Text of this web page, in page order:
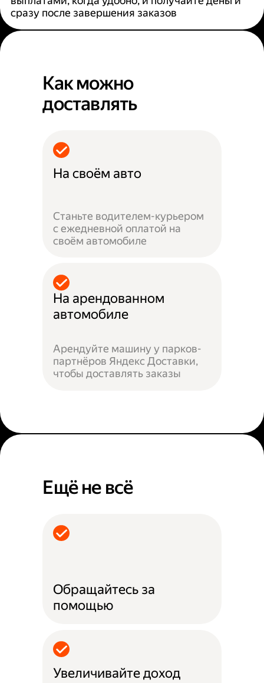
сразу после завершения заказов
Как можно
доставлять
На своём авто
Станьте водителем-курьером
с ежедневной оплатой на
своём автомобиле
На арендованном
автомобиле
Арендуйте машину у парков-
партнёров Яндекс Доставки,
чтобы доставлять заказы
Ещё не всё
Обращайтесь за
помощью
Увеличивайте доход